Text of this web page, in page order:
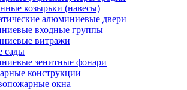
козырьки (навесы)
алюминиевые двери
входные группы
витражи
сады
зенитные фонари
конструкции
окна